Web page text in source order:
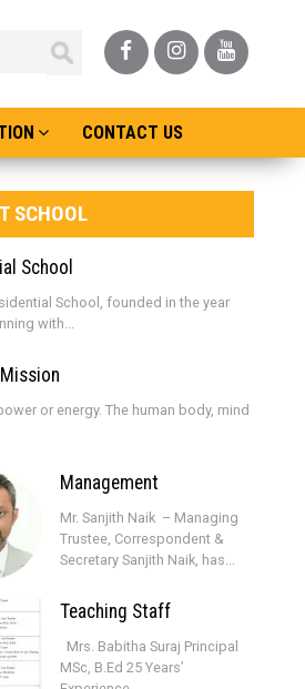
CONTACT US
SCHOOL
School
School, founded in the year
with...
or energy. The human body, mind
Management
Mr. Sanjith Naik – Managing
Trustee, Correspondent &
Secretary Sanjith Naik, has...
Teaching Staff
Mrs. Babitha Suraj Principal
MSc, B.Ed 25 Years’